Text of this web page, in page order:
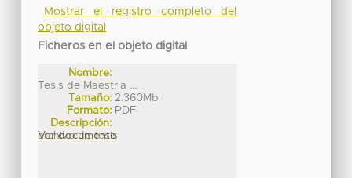
Mostrar el registro completo del
objeto digital
Ficheros en el objeto digital
Nombre:
Tesis de Maestria ...
Tamaño: 2.360Mb
Formato: PDF
Descripción:
archivo de tesis
Ver documento